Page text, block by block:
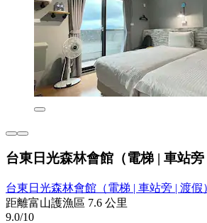
台東日光森林會館（電梯 | 車站旁
台東日光森林會館（電梯 | 車站旁 | 渡假
距離富山護漁區 7.6 公里
9.0/10